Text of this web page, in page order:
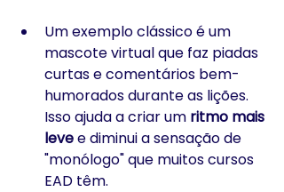
Um exemplo clássico é um
mascote virtual que faz piadas
curtas e comentários bem-
humorados durante as lições.
Isso ajuda a criar um ritmo mais
leve e diminui a sensação de
"monólogo" que muitos cursos
EAD têm.